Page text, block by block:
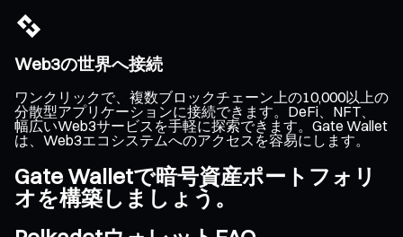
Web3の世界へ接続
ワンクリックで、複数ブロックチェーン上の10,000以上の
分散型アプリケーションに接続できます。DeFi、NFT、
幅広いWeb3サービスを手軽に探索できます。Gate Wallet
は、Web3エコシステムへのアクセスを容易にします。
Gate Walletで暗号資産ポートフォリ
オを構築しましょう。